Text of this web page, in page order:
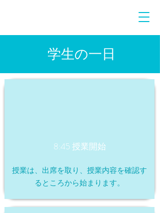
学生の一日
8:45 授業開始
授業は、出席を取り、授業内容を確認す
るところから始まります。